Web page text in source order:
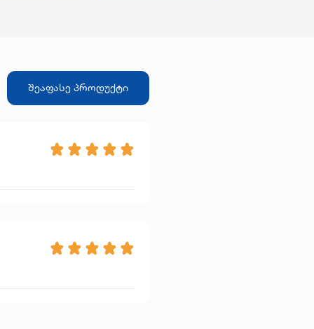
მთავარი პრიზი პიესისათვის
შტაინი“. სწორედ მაშინ მიიქცია
,,ფერლაგ დერ აუტორენ“–ის
2010 წელს ნინო ხარატიშვილი
ბოშის ფონდი ლიტერატორებს
შვეიცარიისა და ავსტრიის
გიოტინგენში, საარბრიუკენში.
შეაფასე პროდუქტი